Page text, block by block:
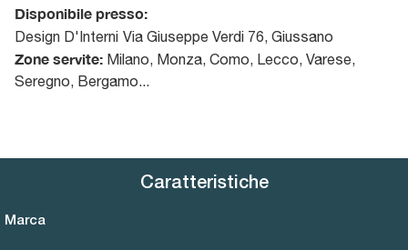
Disponibile presso:
Design D'Interni Via Giuseppe Verdi 76, Giussano
Zone servite: Milano, Monza, Como, Lecco, Varese,
Seregno, Bergamo...
Caratteristiche
Marca